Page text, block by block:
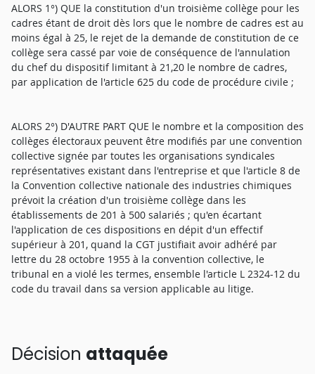
ALORS 1°) QUE la constitution d'un troisième collège pour les
cadres étant de droit dès lors que le nombre de cadres est au
moins égal à 25, le rejet de la demande de constitution de ce
collège sera cassé par voie de conséquence de l'annulation
du chef du dispositif limitant à 21,20 le nombre de cadres,
par application de l'article 625 du code de procédure civile ;
ALORS 2°) D'AUTRE PART QUE le nombre et la composition des
collèges électoraux peuvent être modifiés par une convention
collective signée par toutes les organisations syndicales
représentatives existant dans l'entreprise et que l'article 8 de
la Convention collective nationale des industries chimiques
prévoit la création d'un troisième collège dans les
établissements de 201 à 500 salariés ; qu'en écartant
l'application de ces dispositions en dépit d'un effectif
supérieur à 201, quand la CGT justifiait avoir adhéré par
lettre du 28 octobre 1955 à la convention collective, le
tribunal en a violé les termes, ensemble l'article L 2324-12 du
code du travail dans sa version applicable au litige.
Décision attaquée